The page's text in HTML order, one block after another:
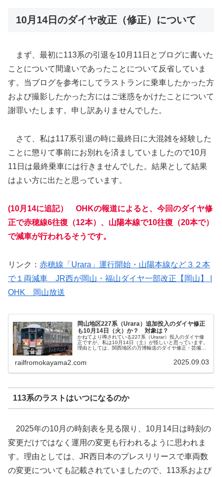
10月14日のダイヤ改正（修正）について
まず、最初に113系の引退を10月11日とブログに書いた
ことについて間違いであったことについて反省していま
す。当ブログを参考にしてラストランに乗車したかった方
および撮影したかった方にはご迷惑をかけたことについて
謝罪いたします。申し訳ありませんでした。
さて、私は117系引退の時に最終日に大混雑を経験した
ことに懲りて事前にお別れを済ましていましたので10月
11日は最終乗車には行きませんでした。結果として結果
はよい方に出たと思っています。
(10月14に追記）
OHKの報道によると、今回のダイヤ修
正で赤穂線6往復（12本）、山陽本線で10往復（20本で）
で減車が行われるそうです。
リンク： 赤穂線「Urara」運行開始・山陽本線など３２本
で１両減車 JR西が岡山・福山ダイヤ一部改正【岡山】 |
OHK 岡山放送
岡山地区227系（Urara）追加投入のダイヤ修正
も10月14日（火）か？ 対象は？
かねてより噂されている227系（Urarar）投入のダイヤ修
正ですが、私は10月14日（土）が怪しいと思っています。
理由としては、関西地区の万博輸送のダイヤ修正・芸備線
うのではないかと思います。対象となりそうな路線と車両
を見てみたいと思います。
railfromokayama2.com 2025.09.03
113系のラストはいつになるのか
2025年の10月の時刻表を見る限り、10月14日は時刻の
変更だけではなく運用の変更も行われるように思われま
す。理由としては、JR西日本のプレスリリースで車両数
の変更についても記載されていましたので、113系および